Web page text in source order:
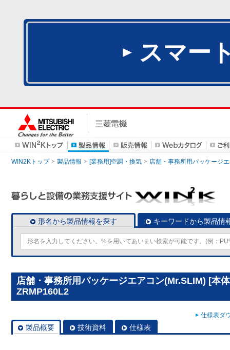
スマー
WIN2Kトップ 製品情報 [業務用]空調・換気 店舗・事務所用パッケージ
形名から製品情報を探す キーワードから製品情
店舗・事務所用パッケージエアコン(Mr.SLIM) [本
ZRMP160L2
仕様表ダ
製品概要 技術資料 仕様表